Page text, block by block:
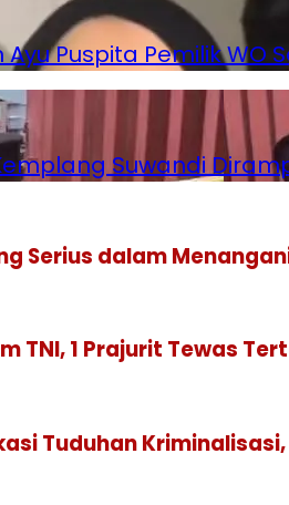
Ayu Puspita Pemilik
Suwandi
Serius dalam
TNI, 1 Prajurit Tewas
Tuduhan